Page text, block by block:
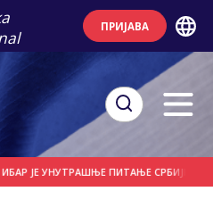
ПРИЈАВА
ЈЕ УНУТРАШЊЕ ПИТАЊЕ СРБИЈЕ И НЕМА